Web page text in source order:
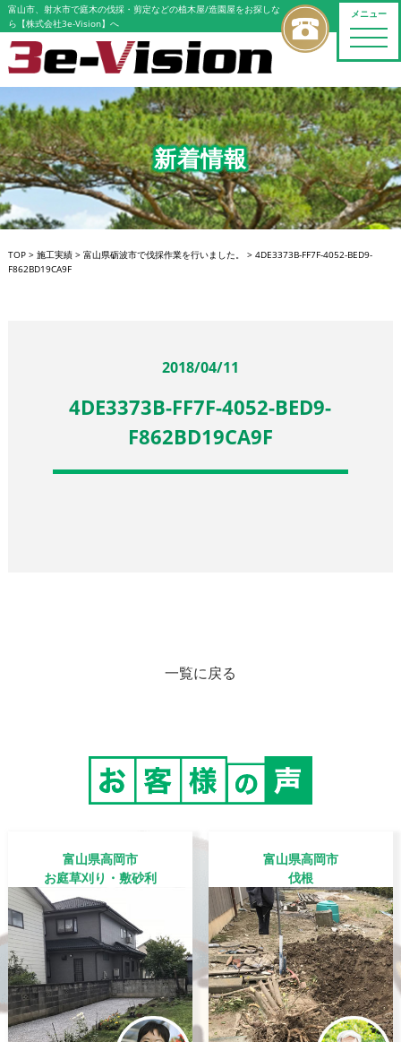
メニュー
toggle
富山市、射水市で庭木の伐採・剪定などの植木屋/造園屋をお探しな
ら【株式会社3e-Vision】へ
新着情報
TOP> 施工実績> 富山県砺波市で伐採作業を行いました。 > 4DE3373B-FF7F-4052-BED9-
F862BD19CA9F
2018/04/11
4DE3373B-FF7F-4052-BED9-
F862BD19CA9F
一覧に戻る
富山県高岡市
お庭草刈り・敷砂利
富山県高岡市
伐根